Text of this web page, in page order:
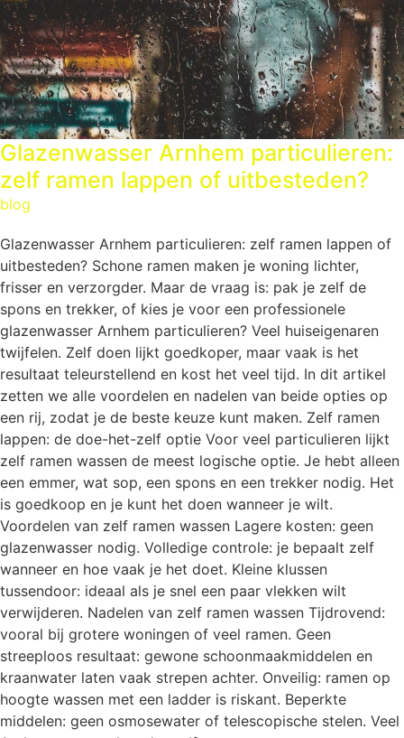
Glazenwasser Arnhem particulieren:
zelf ramen lappen of uitbesteden?
blog
Glazenwasser Arnhem particulieren: zelf ramen lappen of
uitbesteden? Schone ramen maken je woning lichter,
frisser en verzorgder. Maar de vraag is: pak je zelf de
spons en trekker, of kies je voor een professionele
glazenwasser Arnhem particulieren? Veel huiseigenaren
twijfelen. Zelf doen lijkt goedkoper, maar vaak is het
resultaat teleurstellend en kost het veel tijd. In dit artikel
zetten we alle voordelen en nadelen van beide opties op
een rij, zodat je de beste keuze kunt maken. Zelf ramen
lappen: de doe-het-zelf optie Voor veel particulieren lijkt
zelf ramen wassen de meest logische optie. Je hebt alleen
een emmer, wat sop, een spons en een trekker nodig. Het
is goedkoop en je kunt het doen wanneer je wilt.
Voordelen van zelf ramen wassen Lagere kosten: geen
glazenwasser nodig. Volledige controle: je bepaalt zelf
wanneer en hoe vaak je het doet. Kleine klussen
tussendoor: ideaal als je snel een paar vlekken wilt
verwijderen. Nadelen van zelf ramen wassen Tijdrovend:
vooral bij grotere woningen of veel ramen. Geen
streeploos resultaat: gewone schoonmaakmiddelen en
kraanwater laten vaak strepen achter. Onveilig: ramen op
hoogte wassen met een ladder is riskant. Beperkte
middelen: geen osmosewater of telescopische stelen. Veel